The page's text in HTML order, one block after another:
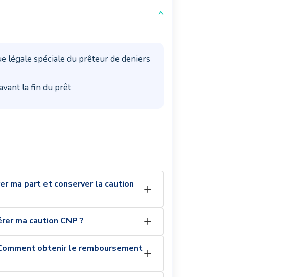
légale spéciale du prêteur de deniers
la fin du prêt
ma part et conserver la caution
ma caution CNP ?
obtenir le remboursement